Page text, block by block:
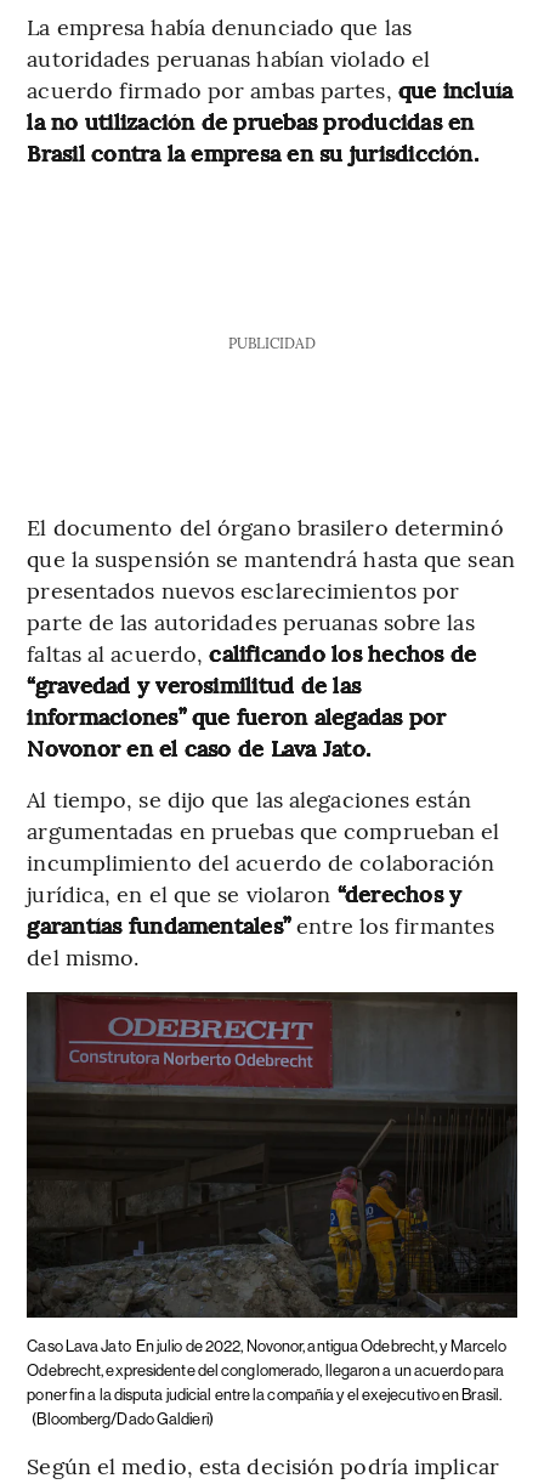
La empresa había denunciado que las
autoridades peruanas habían violado el
acuerdo firmado por ambas partes, que incluía
la no utilización de pruebas producidas en
Brasil contra la empresa en su jurisdicción.
PUBLICIDAD
El documento del órgano brasilero determinó
que la suspensión se mantendrá hasta que sean
presentados nuevos esclarecimientos por
parte de las autoridades peruanas sobre las
faltas al acuerdo,calificando los hechos de
“gravedad y verosimilitud de las
informaciones” que fueron alegadas por
Novonor en el caso de Lava Jato.
Al tiempo, se dijo que las alegaciones están
argumentadas en pruebas que comprueban el
incumplimiento del acuerdo de colaboración
jurídica, en el que se violaron “derechos y
garantías fundamentales”entre los firmantes
del mismo.
Caso Lava Jato En julio de 2022, Novonor, antigua Odebrecht, y Marcelo
Odebrecht, expresidente del conglomerado, llegaron a un acuerdo para
poner fin a la disputa judicial entre la compañía y el exejecutivo en Brasil.
(Bloomberg/Dado Galdieri)
Según el medio, esta decisión podría implicar